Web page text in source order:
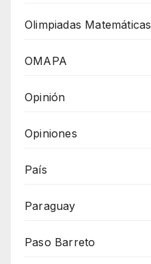
Olimpiadas Matemáticas
OMAPA
Opinión
Opiniones
País
Paraguay
Paso Barreto